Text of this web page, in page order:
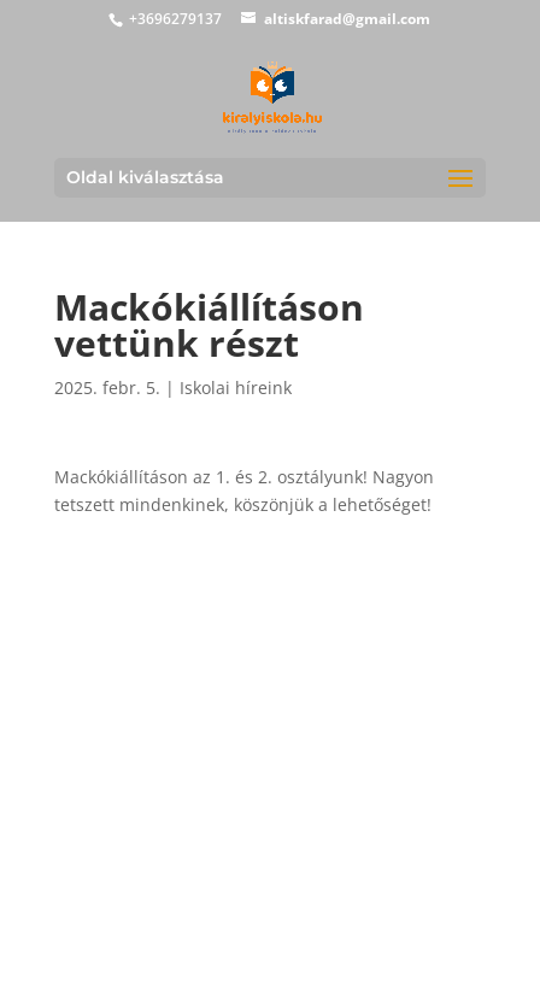
+3696279137 altiskfarad@gmail.com
Oldal kiválasztása
Mackókiállításon
vettünk részt
2025. febr. 5. | Iskolai híreink
Mackókiállításon az 1. és 2. osztályunk! Nagyon
tetszett mindenkinek, köszönjük a lehetőséget!